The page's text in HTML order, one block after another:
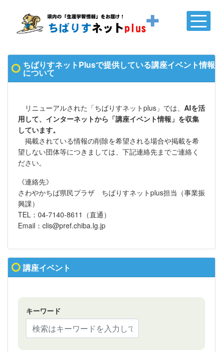
ちばりすネットPlusで提供している講座イベント情報
について
リニューアルされた「ちばりすネットplus」では、 AIを活
用して、インターネットから「講座イベント情報」を収集
しています。
掲載されている情報の削除を希望される場合や掲載を希
望しない団体等につきましては、下記連絡先までご連絡く
ださい。
《連絡先》
さわやかちば県民プラザ ちばりすネットplus担当（事業振
興課）
TEL：04-7140-8611（直通）
Email：clis@pref.chiba.lg.jp
講座イベント
キーワード